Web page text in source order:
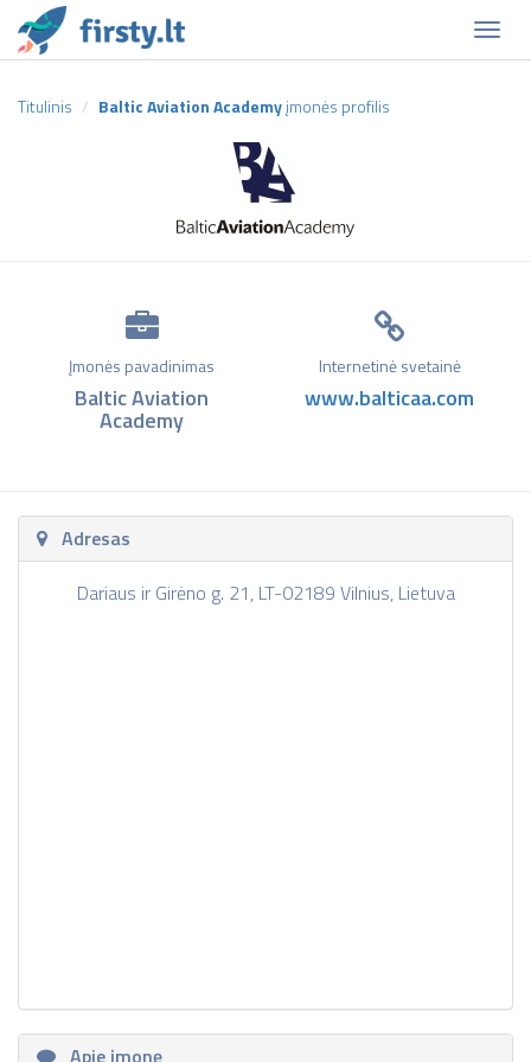
Titulinis Baltic Aviation Academyįmonės profilis
Įmonės pavadinimas
Baltic Aviation
Academy
Internetinė svetainė
www.balticaa.com
Adresas
Dariaus ir Girėno g. 21, LT-02189 Vilnius, Lietuva
Apie įmonę